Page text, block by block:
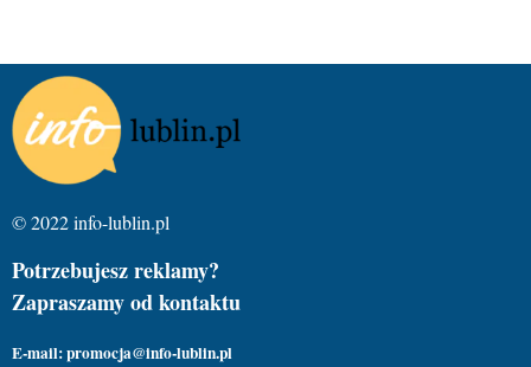
© 2022 info-lublin.pl
Potrzebujesz reklamy?
Zapraszamy od kontaktu
E-mail: promocja@info-lublin.pl